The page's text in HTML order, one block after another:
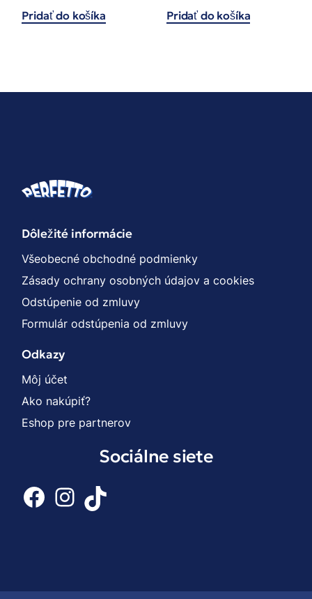
Pridať do košíka Pridať do košíka
Dôležité informácie
Všeobecné obchodné podmienky
Zásady ochrany osobných údajov a cookies
Odstúpenie od zmluvy
Formulár odstúpenia od zmluvy
Odkazy
Môj účet
Ako nakúpiť?
Eshop pre partnerov
Sociálne siete
Facebook
Instagram
TikTok